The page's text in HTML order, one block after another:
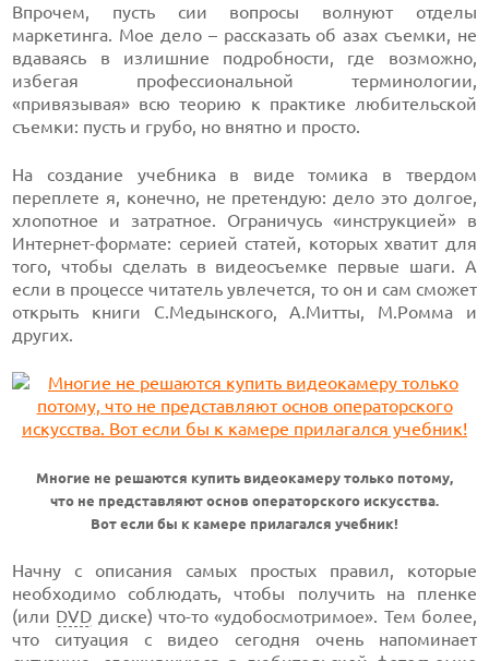
Впрочем, пусть сии вопросы волнуют отделы
маркетинга. Мое дело – рассказать об азах съемки, не
вдаваясь в излишние подробности, где возможно,
избегая профессиональной терминологии,
«привязывая» всю теорию к практике любительской
съемки: пусть и грубо, но внятно и просто.
На создание учебника в виде томика в твердом
переплете я, конечно, не претендую: дело это долгое,
хлопотное и затратное. Ограничусь «инструкцией» в
Интернет-формате: серией статей, которых хватит для
того, чтобы сделать в видеосъемке первые шаги. А
если в процессе читатель увлечется, то он и сам сможет
открыть книги С.Медынского, А.Митты, М.Ромма и
других.
Многие не решаются купить видеокамеру только потому,
что не представляют основ операторского искусства.
Вот если бы к камере прилагался учебник!
Начну с описания самых простых правил, которые
необходимо соблюдать, чтобы получить на пленке
(или DVD диске) что-то «удобосмотримое». Тем более,
что ситуация с видео сегодня очень напоминает